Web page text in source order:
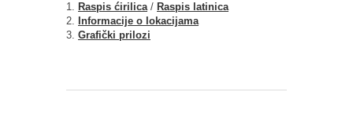
1. Raspis ćirilica/ Raspis latinica
2. Informacije o lokacijama
3. Grafički prilozi